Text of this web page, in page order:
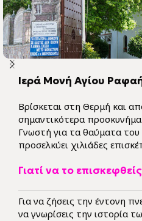
Ιερά Μονή Αγίου
Βρίσκεται στη Θερμή και
σημαντικότερα
Γνωστή για τα θαύματα
προσελκύει χιλιάδες
Γιατί να το
Για να ζήσεις την έντονη
να γνωρίσεις την ιστορία